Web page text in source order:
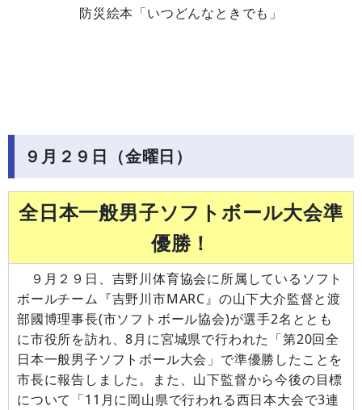
防災絵本「いつどんなときでも」
９月２９日（金曜日）
全日本一般男子ソフトボール大会準
優勝！
９月２９日、吉野川体育協会に所属しているソフト
ボールチーム『吉野川市MARC』の山下大介監督と渡
部國博理事長(市ソフトボール協会)が選手2名ととも
に市役所を訪れ、8月に宮城県で行われた「第20回全
日本一般男子ソフトボール大会」で準優勝したことを
市長に報告しました。また、山下監督から今後の目標
について「11月に岡山県で行われる西日本大会で3連